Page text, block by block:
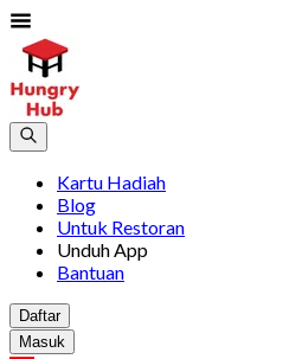
Kartu Hadiah
Blog
Untuk Restoran
Unduh App
Bantuan
Daftar
Masuk